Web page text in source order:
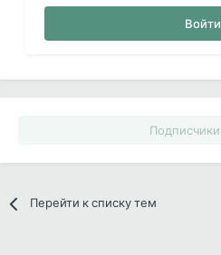
Войти
Подписчики
Перейти к списку тем